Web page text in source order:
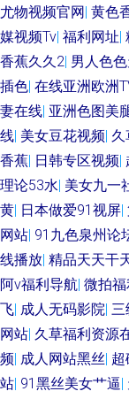
尤物视频官网| 黄色
媒视频Tv| 福利网址|
香蕉久久2| 男人色
插色| 在线亚洲欧洲
妻在线| 亚洲色图美
线| 美女豆花视频| 久
香蕉| 日韩专区视频|
理论53水| 美女九一
黄| 日本做爱91视屏|
网站| 91九色泉州论
线播放| 精品天天干
阿v福利导航| 微拍
飞| 成人无码影院| 三
网站| 久草福利资源
频| 成人网站黑丝| 超
站| 91黑丝美女艹逼|